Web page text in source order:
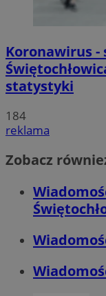
Koronawirus -
statystyki
184
reklama
Zobacz